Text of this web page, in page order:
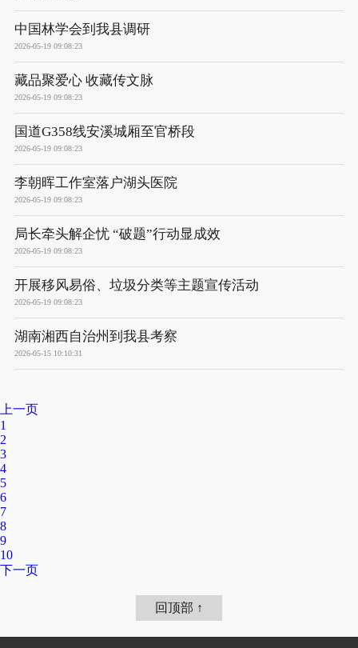
中国林学会到我县调研
2026-05-19 09:08:23
藏品聚爱心 收藏传文脉
2026-05-19 09:08:23
国道G358线安溪城厢至官桥段
2026-05-19 09:08:23
李朝晖工作室落户湖头医院
2026-05-19 09:08:23
局长牵头解企忧 “破题”行动显成效
2026-05-19 09:08:23
开展移风易俗、垃圾分类等主题宣传活动
2026-05-19 09:08:23
湖南湘西自治州到我县考察
2026-05-15 10:10:31
上一页
1
2
3
4
5
6
7
8
9
10
下一页
回顶部 ↑